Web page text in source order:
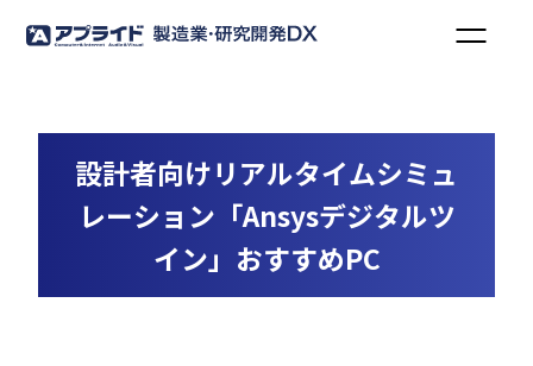
設計者向けリアルタイムシミュ
レーション「Ansysデジタルツ
イン」おすすめPC